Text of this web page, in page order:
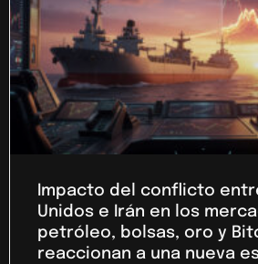
Impacto del conflicto
Unidos e Irán en los
petróleo, bolsas, oro y
reaccionan a una nueva